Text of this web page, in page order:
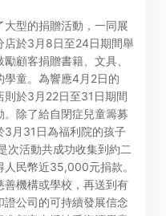
型的捐贈活動，一同展
店於3月8日至24日期間舉
顧客捐贈書籍、文具、
學童。為響應4月2日的
則於3月22日至31日期間
除了給自閉症兒童籌募
3月31日為福利院的孩子
次活動共成功收集到約二
民幣近35,000元捐款。
機構或學校，再送到有
公司的可持續發展信念
網站查看新世界百貨中
訊。本公司概不負責及不
訊或服務的完整性、準
白本公司概不對以下網
服務而產生或因倚賴該
害負責。